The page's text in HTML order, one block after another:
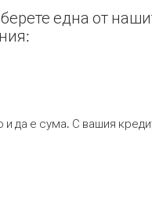
една от
и да е сума. С вашия